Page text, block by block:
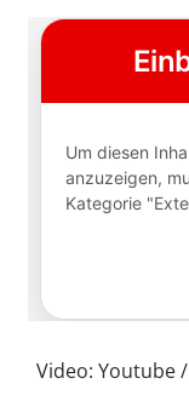
Video: Youtube /